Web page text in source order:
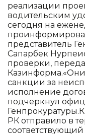
реализации
водительским
сегодня на
представитель
Сапарбек
проверки,
санкции за
исполнение
подчеркнул
РК отправило в